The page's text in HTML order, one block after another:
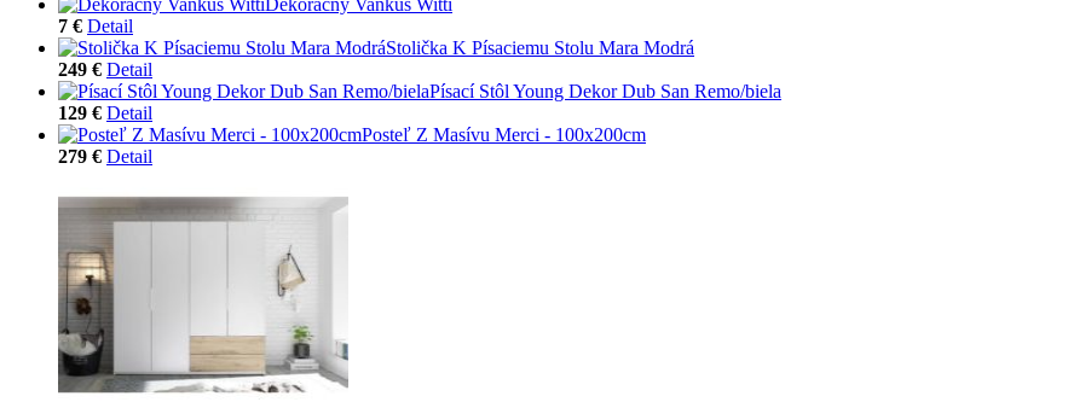
7 € Detail
Stolička K Písaciemu Stolu Mara Modrá
249 € Detail
Písací Stôl Young Dekor Dub San Remo/biela
129 € Detail
Posteľ Z Masívu Merci - 100x200cm
279 € Detail